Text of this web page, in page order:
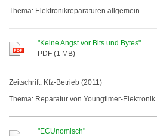
Thema: Elektronikreparaturen allgemein
"Keine Angst vor Bits und Bytes"
PDF (1 MB)
Zeitschrift: Kfz-Betrieb (2011)
Thema: Reparatur von Youngtimer-Elektronik
"ECUnomisch"